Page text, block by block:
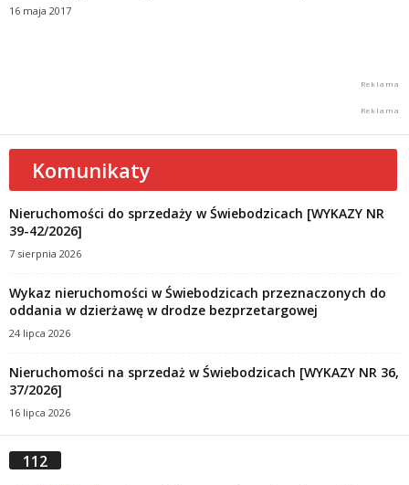
16 maja 2017
Komunikaty
Nieruchomości do sprzedaży w Świebodzicach [WYKAZY NR
39-42/2026]
7 sierpnia 2026
Wykaz nieruchomości w Świebodzicach przeznaczonych do
oddania w dzierżawę w drodze bezprzetargowej
24 lipca 2026
Nieruchomości na sprzedaż w Świebodzicach [WYKAZY NR 36,
37/2026]
16 lipca 2026
112